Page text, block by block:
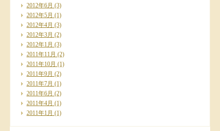
2012年6月 (3)
2012年5月 (1)
2012年4月 (3)
2012年3月 (2)
2012年1月 (3)
2011年11月 (2)
2011年10月 (1)
2011年9月 (2)
2011年7月 (1)
2011年6月 (2)
2011年4月 (1)
2011年1月 (1)